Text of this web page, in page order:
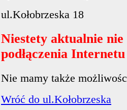
ul.Kołobrzeska 18
Niestety aktualnie
podłączenia
Nie mamy także
Wróć do ul.Kołobrzeska